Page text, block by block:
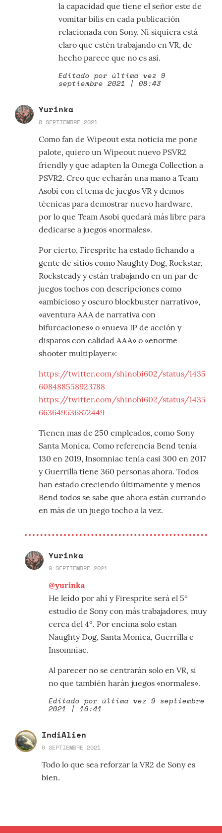
la capacidad que tiene el señor este de
vomitar bilis en cada publicación
relacionada con Sony. Ni siquiera está
claro que estén trabajando en VR, de
hecho parece que no es así.
Editado por última vez 9
septiembre 2021 | 08:43
Yurinka
8 SEPTIEMBRE 2021
Como fan de Wipeout esta noticia me pone
palote, quiero un Wipeout nuevo PSVR2
friendly y que adapten la Omega Collection a
PSVR2. Creo que echarán una mano a Team
Asobi con el tema de juegos VR y demos
técnicas para demostrar nuevo hardware,
por lo que Team Asobi quedará más libre para
dedicarse a juegos «normales».
Por cierto, Firesprite ha estado fichando a
gente de sitios como Naughty Dog, Rockstar,
Rocksteady y están trabajando en un par de
juegos tochos con descripciones como
«ambicioso y oscuro blockbuster narrativo»,
«aventura AAA de narrativa con
bifurcaciones» o «nueva IP de acción y
disparos con calidad AAA» o «enorme
shooter multiplayer»:
https://twitter.com/shinobi602/status/1435
608488558923788
https://twitter.com/shinobi602/status/1435
663649536872449
Tienen mas de 250 empleados, como Sony
Santa Monica. Como referencia Bend tenía
130 en 2019, Insomniac tenía casi 300 en 2017
y Guerrilla tiene 360 personas ahora. Todos
han estado creciendo últimamente y menos
Bend todos se sabe que ahora están currando
en más de un juego tocho a la vez.
Yurinka
9 SEPTIEMBRE 2021
@yurinka
He leído por ahí y Firesprite será el 5º
estudio de Sony con más trabajadores, muy
cerca del 4º. Por encima solo estan
Naughty Dog, Santa Monica, Guerrilla e
Insomniac.
Al parecer no se centrarán solo en VR, si
no que también harán juegos «normales».
Editado por última vez 9 septiembre
2021 | 16:41
IndiAlien
9 SEPTIEMBRE 2021
Todo lo que sea reforzar la VR2 de Sony es
bien.